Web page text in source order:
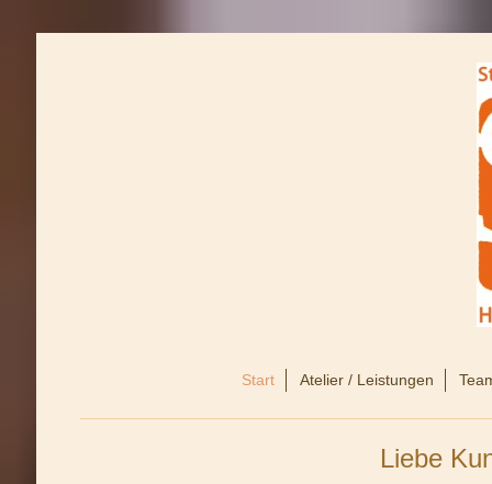
Start Atelier / Leistungen
Liebe